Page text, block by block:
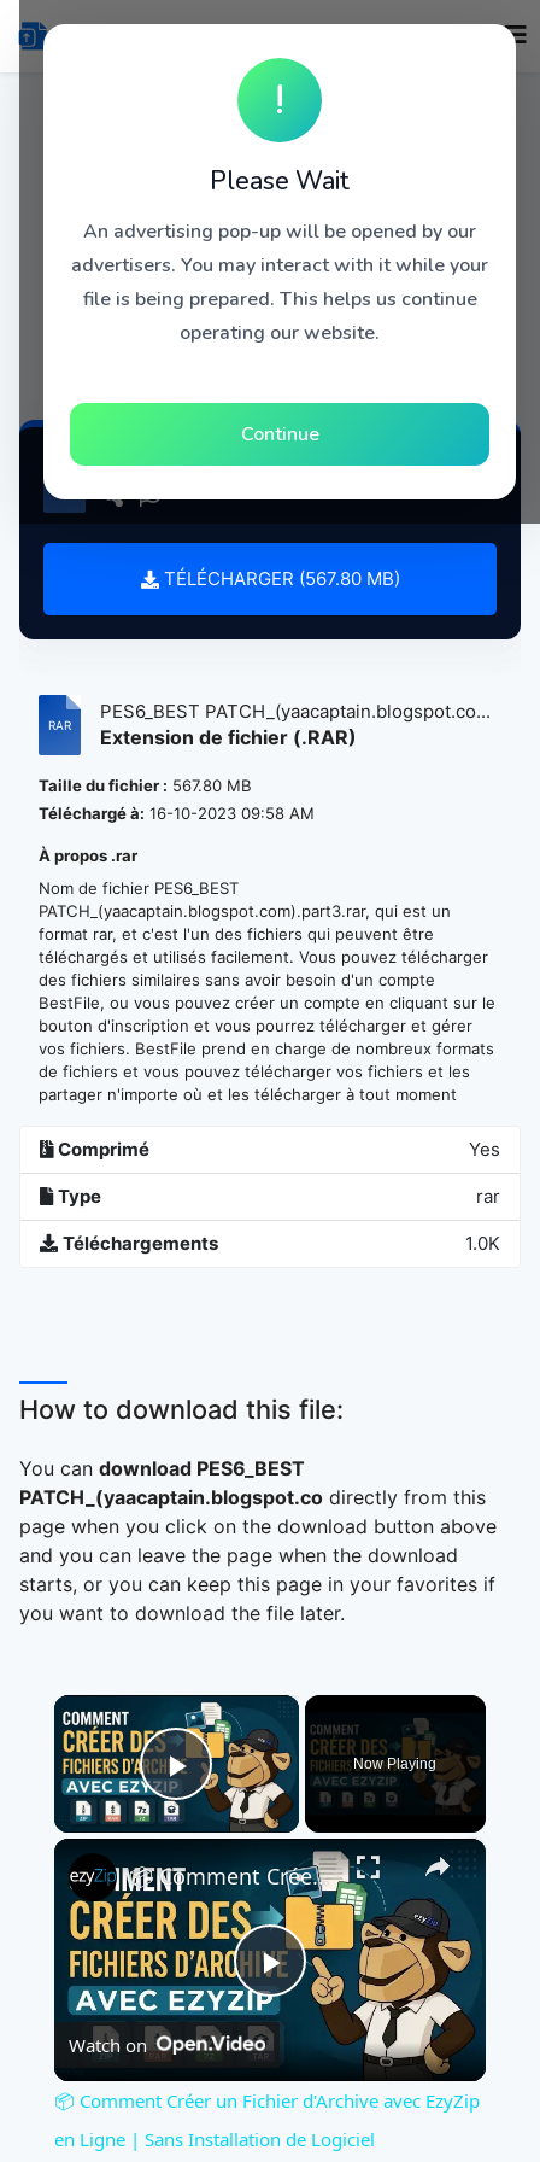
!
Please Wait
An advertising pop-up will be opened by our
advertisers. You may interact with it while your
file is being prepared. This helps us continue
operating our website.
Continue
PES6_BEST PATCH_(yaacaptain.blogspot.com).part3.rar
TÉLÉCHARGER (567.80 MB)
PES6_BEST PATCH_(yaacaptain.blogspot.co...
Extension de fichier (.RAR)
Taille du fichier : 567.80 MB
Téléchargé à: 16-10-2023 09:58 AM
À propos .rar
Nom de fichier PES6_BEST
PATCH_(yaacaptain.blogspot.com).part3.rar, qui est un
format rar, et c'est l'un des fichiers qui peuvent être
téléchargés et utilisés facilement. Vous pouvez télécharger
des fichiers similaires sans avoir besoin d'un compte
BestFile, ou vous pouvez créer un compte en cliquant sur le
bouton d'inscription et vous pourrez télécharger et gérer
vos fichiers. BestFile prend en charge de nombreux formats
de fichiers et vous pouvez télécharger vos fichiers et les
partager n'importe où et les télécharger à tout moment
Comprimé Yes
Type rar
Téléchargements 1.0K
How to download this file:
You can download PES6_BEST
PATCH_(yaacaptain.blogspot.co directly from this
page when you click on the download button above
and you can leave the page when the download
starts, or you can keep this page in your favorites if
you want to download the file later.
×
Play Video
Now Playing
×
Play
Video
📦 Comment Créer un Fichier d'Archive avec EzyZip en Ligne | Sans Installation de Logiciel
Watch on
📦 Comment Créer un Fichier d'Archive avec EzyZip
en Ligne | Sans Installation de Logiciel